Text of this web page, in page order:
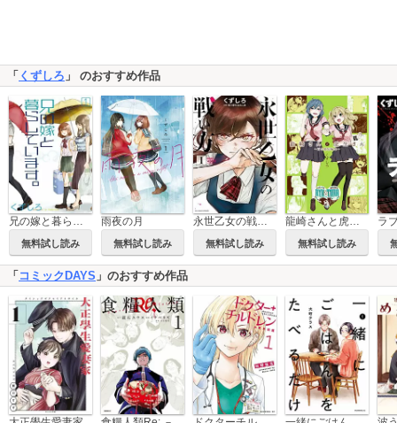
「 くずしろ 」 のおすすめ作品
兄の嫁と暮らしています。
無料試し読み
雨夜の月
無料試し読み 無料試し読み
龍崎さんと虎生さん ～百合姫短編集～
無料試し読み
「 コミックDAYS 」のおすすめ作品